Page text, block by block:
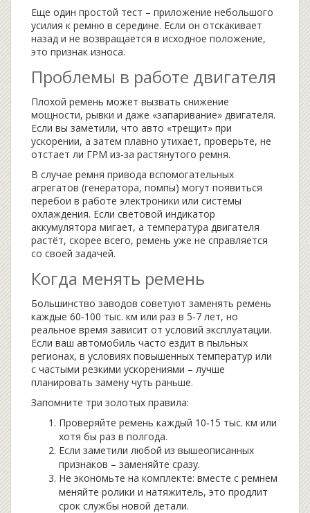
Еще один простой тест – приложение небольшого
усилия к ремню в середине. Если он отскакивает
назад и не возвращается в исходное положение,
это признак износа.
Проблемы в работе двигателя
Плохой ремень может вызвать снижение
мощности, рывки и даже «запаривание» двигателя.
Если вы заметили, что авто «трещит» при
ускорении, а затем плавно утихает, проверьте, не
отстает ли ГРМ из‑за растянутого ремня.
В случае ремня привода вспомогательных
агрегатов (генератора, помпы) могут появиться
перебои в работе электроники или системы
охлаждения. Если световой индикатор
аккумулятора мигает, а температура двигателя
растёт, скорее всего, ремень уже не справляется
со своей задачей.
Когда менять ремень
Большинство заводов советуют заменять ремень
каждые 60‑100 тыс. км или раз в 5‑7 лет, но
реальное время зависит от условий эксплуатации.
Если ваш автомобиль часто ездит в пыльных
регионах, в условиях повышенных температур или
с частыми резкими ускорениями – лучше
планировать замену чуть раньше.
Запомните три золотых правила:
Проверяйте ремень каждый 10‑15 тыс. км или
хотя бы раз в полгода.
Если заметили любой из вышеописанных
признаков – заменяйте сразу.
Не экономьте на комплекте: вместе с ремнем
меняйте ролики и натяжитель, это продлит
срок службы новой детали.